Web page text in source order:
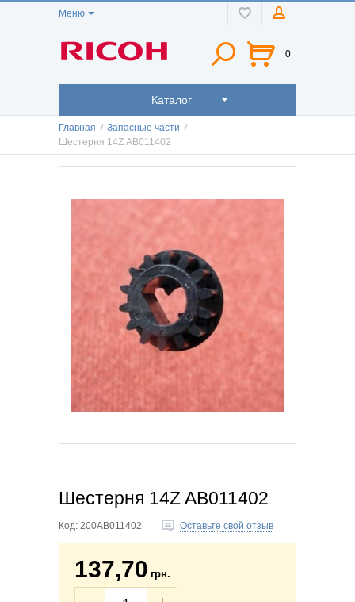
Меню
0
Каталог
Главная / Запасные части /
Шестерня 14Z AB011402
Шестерня 14Z AB011402
Код: 200AB011402 Оставьте свой отзыв
137,70 грн.